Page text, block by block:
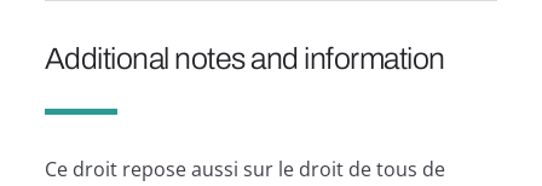
Additional notes and information
Ce droit repose aussi sur le droit de tous de